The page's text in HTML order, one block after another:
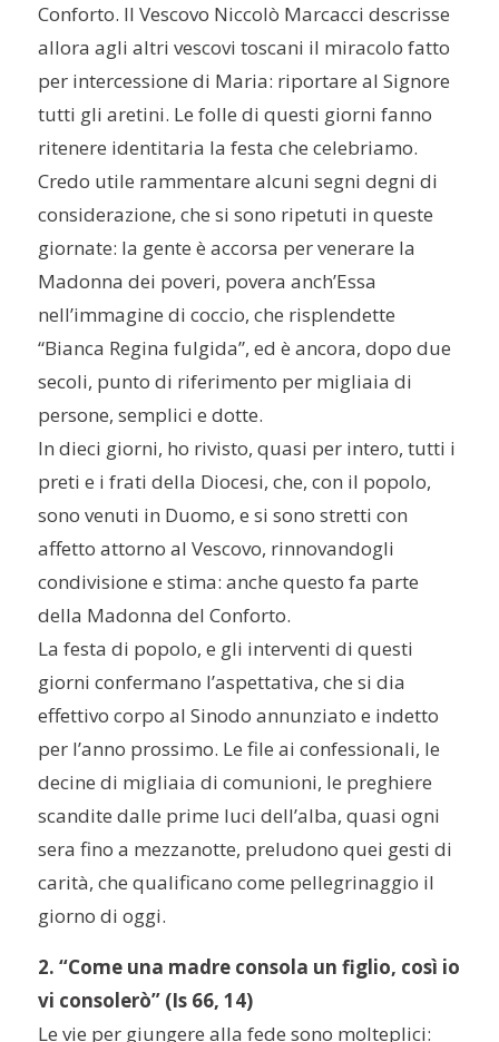
Conforto. Il Vescovo Niccolò Marcacci descrisse
allora agli altri vescovi toscani il miracolo fatto
per intercessione di Maria: riportare al Signore
tutti gli aretini. Le folle di questi giorni fanno
ritenere identitaria la festa che celebriamo.
Credo utile rammentare alcuni segni degni di
considerazione, che si sono ripetuti in queste
giornate: la gente è accorsa per venerare la
Madonna dei poveri, povera anch’Essa
nell’immagine di coccio, che risplendette
“Bianca Regina fulgida”, ed è ancora, dopo due
secoli, punto di riferimento per migliaia di
persone, semplici e dotte.
In dieci giorni, ho rivisto, quasi per intero, tutti i
preti e i frati della Diocesi, che, con il popolo,
sono venuti in Duomo, e si sono stretti con
affetto attorno al Vescovo, rinnovandogli
condivisione e stima: anche questo fa parte
della Madonna del Conforto.
La festa di popolo, e gli interventi di questi
giorni confermano l’aspettativa, che si dia
effettivo corpo al Sinodo annunziato e indetto
per l’anno prossimo. Le file ai confessionali, le
decine di migliaia di comunioni, le preghiere
scandite dalle prime luci dell’alba, quasi ogni
sera fino a mezzanotte, preludono quei gesti di
carità, che qualificano come pellegrinaggio il
giorno di oggi.
2. “Come una madre consola un figlio, così io
vi consolerò” (Is 66, 14)
Le vie per giungere alla fede sono molteplici: